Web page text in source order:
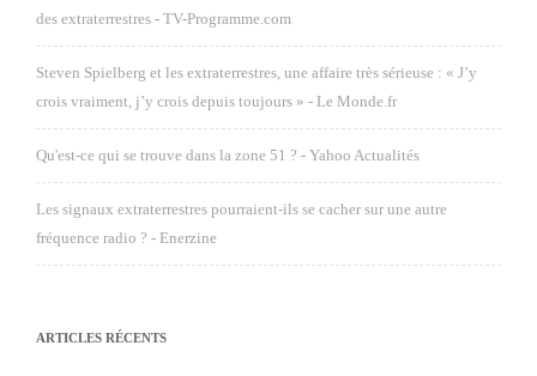
des extraterrestres - TV-Programme.com
Steven Spielberg et les extraterrestres, une affaire très sérieuse : « J’y
crois vraiment, j’y crois depuis toujours » - Le Monde.fr
Qu'est-ce qui se trouve dans la zone 51 ? - Yahoo Actualités
Les signaux extraterrestres pourraient-ils se cacher sur une autre
fréquence radio ? - Enerzine
ARTICLES RÉCENTS